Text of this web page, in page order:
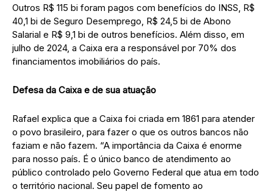
Outros R$ 115 bi foram pagos com benefícios do INSS, R$
40,1 bi de Seguro Desemprego, R$ 24,5 bi de Abono
Salarial e R$ 9,1 bi de outros benefícios. Além disso, em
julho de 2024, a Caixa era a responsável por 70% dos
financiamentos imobiliários do país.
Defesa da Caixa e de sua atuação
Rafael explica que a Caixa foi criada em 1861 para atender
o povo brasileiro, para fazer o que os outros bancos não
faziam e não fazem. “A importância da Caixa é enorme
para nosso país. É o único banco de atendimento ao
público controlado pelo Governo Federal que atua em todo
o território nacional. Seu papel de fomento ao